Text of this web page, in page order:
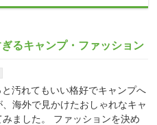
るキャンプ・ファッション
汚れてもいい格好でキャンプへ
海外で見かけたおしゃれなキャ
ました。 ファッションを決め